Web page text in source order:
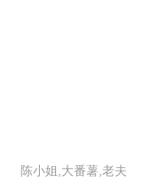
陈小姐,大番薯,老夫